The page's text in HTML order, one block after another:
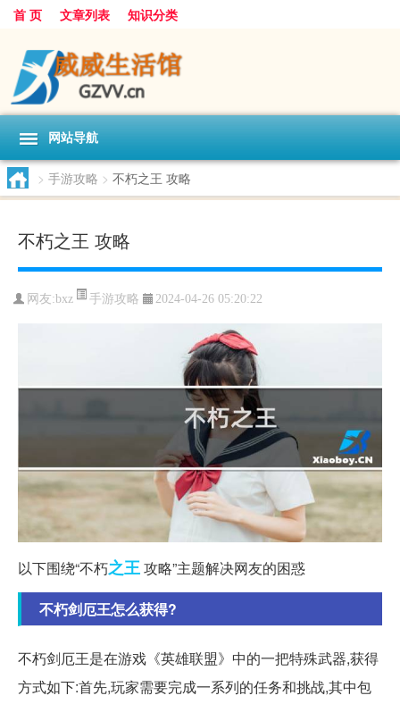
首 页 文章列表 知识分类
网站导航
> 手游攻略 > 不朽之王 攻略
不朽之王 攻略
网友:bxz 手游攻略 2024-04-26 05:20:22
以下围绕“不朽之王攻略”主题解决网友的困惑
不朽剑厄王怎么获得?
不朽剑厄王是在游戏《英雄联盟》中的一把特殊武器,获得
方式如下:首先,玩家需要完成一系列的任务和挑战,其中包